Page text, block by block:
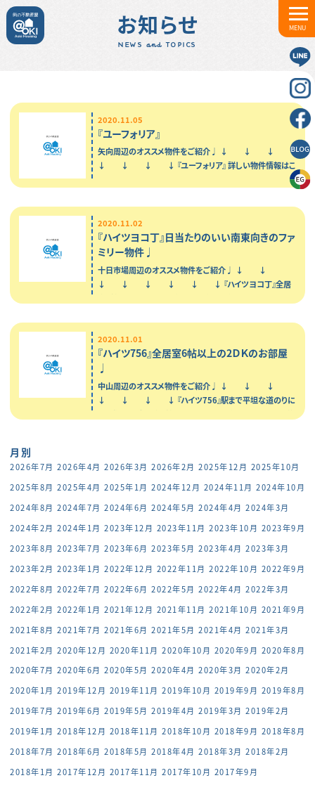
MENU
お知らせ
NEWS and TOPICS
2020.11.05
『ユーフォリア』
矢向周辺のオススメ物件をご紹介♩ ↓ ↓ ↓
↓ ↓ ↓ ↓ 『ユーフォリア』 詳しい物件情報はこ
2020.11.02
『ハイツヨコ丁』日当たりのいい南東向きのファ
ミリー物件♩
十日市場周辺のオススメ物件をご紹介♩ ↓ ↓
↓ ↓ ↓ ↓ ↓ ↓ 『ハイツヨコ丁』全居
2020.11.01
『ハイツ756』全居室6帖以上の2ＤＫのお部屋
♩
中山周辺のオススメ物件をご紹介♩ ↓ ↓ ↓
↓ ↓ ↓ ↓ 『ハイツ756』駅まで平坦な道のりに
ある物件！！ 全居室6帖以上の2ＤＫのお部屋になります！ 荷
月別
2026年7月 2026年4月 2026年3月 2026年2月 2025年12月 2025年10月
2025年8月 2025年4月 2025年1月 2024年12月 2024年11月 2024年10月
2024年8月 2024年7月 2024年6月 2024年5月 2024年4月 2024年3月
2024年2月 2024年1月 2023年12月 2023年11月 2023年10月 2023年9月
2023年8月 2023年7月 2023年6月 2023年5月 2023年4月 2023年3月
2023年2月 2023年1月 2022年12月 2022年11月 2022年10月 2022年9月
2022年8月 2022年7月 2022年6月 2022年5月 2022年4月 2022年3月
2022年2月 2022年1月 2021年12月 2021年11月 2021年10月 2021年9月
2021年8月 2021年7月 2021年6月 2021年5月 2021年4月 2021年3月
2021年2月 2020年12月 2020年11月 2020年10月 2020年9月 2020年8月
2020年7月 2020年6月 2020年5月 2020年4月 2020年3月 2020年2月
2020年1月 2019年12月 2019年11月 2019年10月 2019年9月 2019年8月
2019年7月 2019年6月 2019年5月 2019年4月 2019年3月 2019年2月
2019年1月 2018年12月 2018年11月 2018年10月 2018年9月 2018年8月
2018年7月 2018年6月 2018年5月 2018年4月 2018年3月 2018年2月
2018年1月 2017年12月 2017年11月 2017年10月 2017年9月